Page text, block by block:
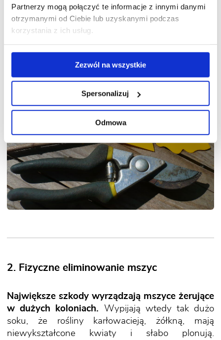
Partnerzy mogą połączyć te informacje z innymi danymi
otrzymanymi od Ciebie lub uzyskanymi podczas
korzystania z ich usług.
Zezwól na wszystkie
Spersonalizuj
Odmowa
Przeczytaj także:
Żółte tablice lepowe –
jak używać w domu i ogrodzie
2. Fizyczne eliminowanie mszyc
Największe szkody wyrządzają mszyce żerujące
w dużych koloniach. Wypijają wtedy tak dużo
soku, że rośliny karłowacieją, żółkną, mają
niewykształcone kwiaty i słabo plonują.